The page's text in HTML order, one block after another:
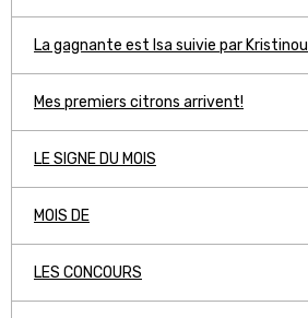
La gagnante est Isa suivie par Kristinou
Mes premiers citrons arrivent!
LE SIGNE DU MOIS
MOIS DE
LES CONCOURS